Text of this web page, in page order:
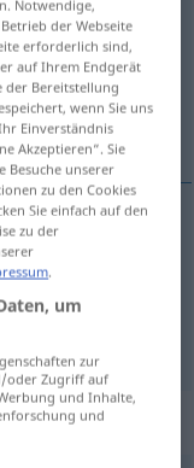
antippen)
Notwendige,
der Webseite
erforderlich sind,
auf Ihrem Endgerät
der Bereitstellung
wenn Sie uns
Einverständnis
Akzeptieren“. Sie
Besuche unserer
zu den Cookies
Sie einfach auf den
zu der
.
um
zur
oder Zugriff auf
und Inhalte,
und